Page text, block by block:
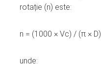
rotație (n) este:
n = (1000 × Vc) / (π × D)
unde: